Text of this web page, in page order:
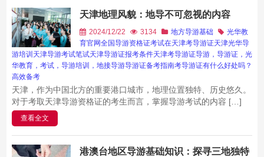
天津地理风貌：地导不可忽视的内容
2024/12/22 3134 地方导游基础
光华教
育官网全国导游资格证考试在天津考导游证天津光华导
游培训 天津导游考试笔试天津导游证报考条件天津考导游证导游，导游证，光
华教育，考试，导游培训，地接导游导游证备考指南考导游证有什么好处吗？
高效备考
天津，作为中国北方的重要港口城市，地理位置独特、历史悠久。
对于考取天津导游资格证的考生而言，掌握导游考试的内容 […]
查看全文
港澳台地区导游基础知识：探寻三地独特